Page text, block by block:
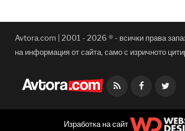
Avtora.com | 2001 - 2026 ® - всички права
на информация от сайта, само с изричното
Facebook
Изработка на сайт